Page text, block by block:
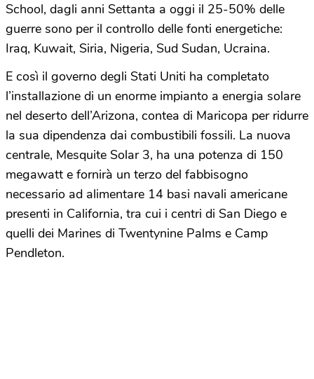
School, dagli anni Settanta a oggi il 25-50% delle
guerre sono per il controllo delle fonti energetiche:
Iraq, Kuwait, Siria, Nigeria, Sud Sudan, Ucraina.
E così il governo degli Stati Uniti ha completato
l’installazione di un enorme impianto a energia solare
nel deserto dell’Arizona, contea di Maricopa per ridurre
la sua dipendenza dai combustibili fossili. La nuova
centrale, Mesquite Solar 3, ha una potenza di 150
megawatt e fornirà un terzo del fabbisogno
necessario ad alimentare 14 basi navali americane
presenti in California, tra cui i centri di San Diego e
quelli dei Marines di Twentynine Palms e Camp
Pendleton.